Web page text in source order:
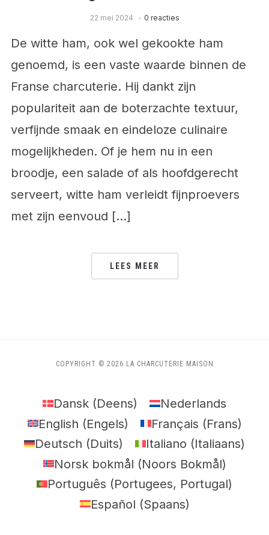
22 mei 2024 0 reacties
De witte ham, ook wel gekookte ham
genoemd, is een vaste waarde binnen de
Franse charcuterie. Hij dankt zijn
populariteit aan de boterzachte textuur,
verfijnde smaak en eindeloze culinaire
mogelijkheden. Of je hem nu in een
broodje, een salade of als hoofdgerecht
serveert, witte ham verleidt fijnproevers
met zijn eenvoud […]
LEES MEER
COPYRIGHT © 2026 LA CHARCUTERIE MAISON
Dansk (Deens)
Nederlands
English (Engels) Français (Frans)
Deutsch (Duits) Italiano (Italiaans)
Norsk bokmål (Noors Bokmål)
Português (Portugees, Portugal)
Español (Spaans)